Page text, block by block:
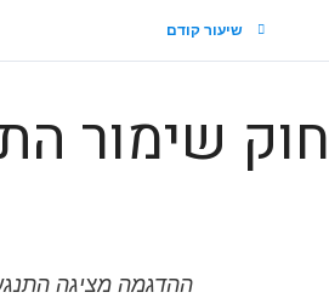
שיעור קודם
חוק שימור
ההדגמה מציגה